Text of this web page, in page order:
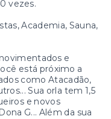
vezes.
Academia, Sauna,
e
está próximo a
como Atacadão,
Sua orla tem 1,5
e novos
G... Além da sua